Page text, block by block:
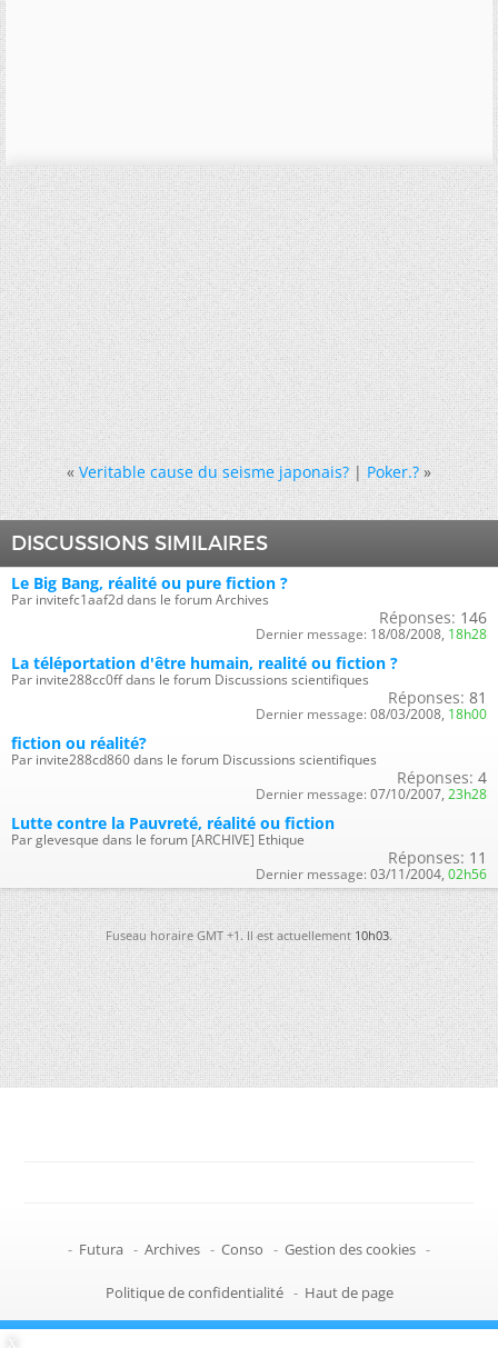
« Veritable cause du seisme japonais?|Poker.? »
DISCUSSIONS SIMILAIRES
Le Big Bang, réalité ou pure fiction ?
Par invitefc1aaf2d dans le forum Archives
Réponses: 146
Dernier message: 18/08/2008, 18h28
La téléportation d'être humain, realité ou fiction ?
Par invite288cc0ff dans le forum Discussions scientifiques
Réponses: 81
Dernier message: 08/03/2008, 18h00
fiction ou réalité?
Par invite288cd860 dans le forum Discussions scientifiques
Réponses: 4
Dernier message: 07/10/2007, 23h28
Lutte contre la Pauvreté, réalité ou fiction
Par glevesque dans le forum [ARCHIVE] Ethique
Réponses: 11
Dernier message: 03/11/2004, 02h56
Fuseau horaire GMT +1. Il est actuellement 10h03.
- Futura - Archives - Conso - Gestion des cookies -
Politique de confidentialité - Haut de page